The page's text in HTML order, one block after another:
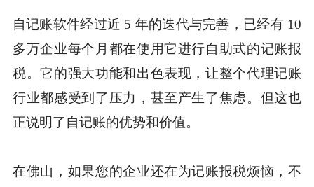
自记账软件经过近 5 年的迭代与完善，已经有 10
多万企业每个月都在使用它进行自助式的记账报
税。它的强大功能和出色表现，让整个代理记账
行业都感受到了压力，甚至产生了焦虑。但这也
正说明了自记账的优势和价值。
在佛山，如果您的企业还在为记账报税烦恼，不